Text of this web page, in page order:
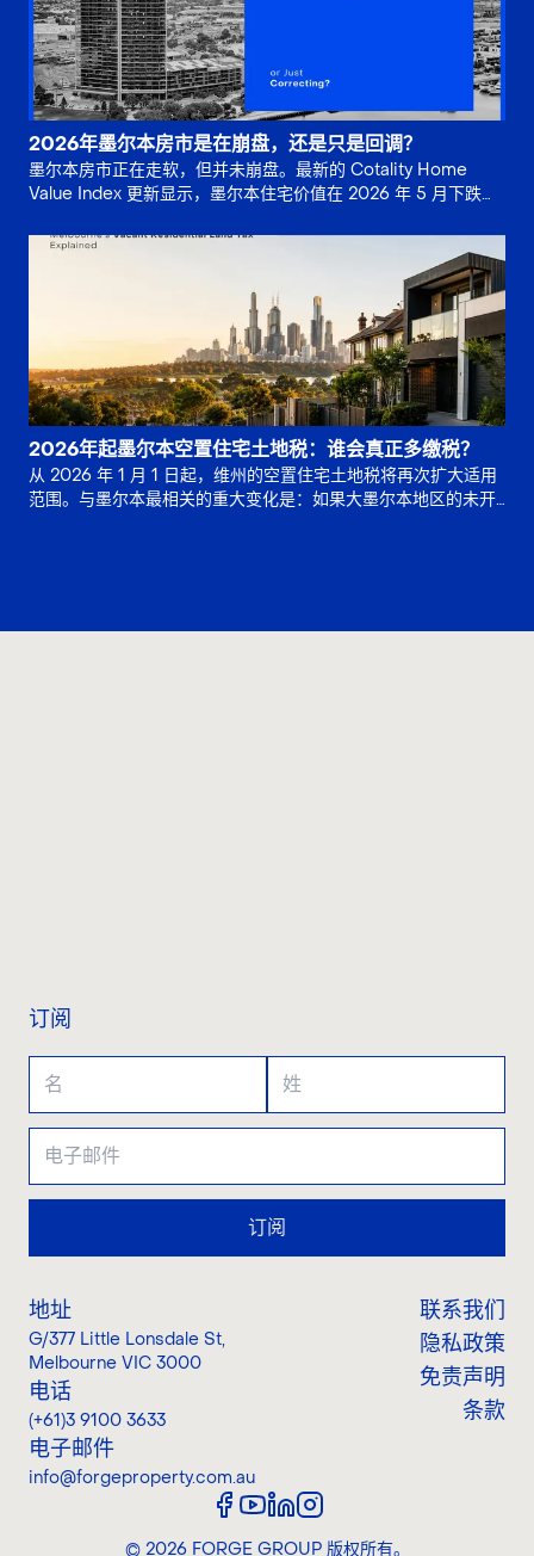
2026年墨尔本房市是在崩盘，还是只是回调？
墨尔本房市正在走软，但并未崩盘。最新的 Cotality Home
Value Index 更新显示，墨尔本住宅价值在 2026 年 5 月下跌
2026年起墨尔本空置住宅土地税：谁会真正多缴税？
从 2026 年 1 月 1 日起，维州的空置住宅土地税将再次扩大适用
范围。与墨尔本最相关的重大变化是：如果大墨尔本地区的未开
订阅
订阅
地址
G/377 Little Lonsdale St,
Melbourne VIC 3000
电话
(+61)3 9100 3633
电子邮件
info@forgeproperty.com.au
联系我们
隐私政策
免责声明
条款
© 2026FORGE GROUP 版权所有。